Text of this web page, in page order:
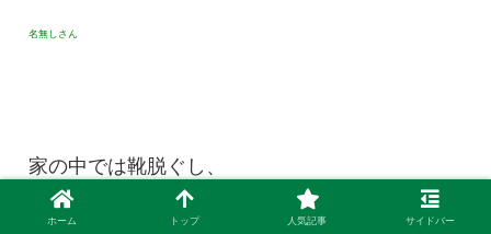
名無しさん
家の中では靴脱ぐし、
天気で服変えるし、
ホーム トップ 人気記事 サイドバー